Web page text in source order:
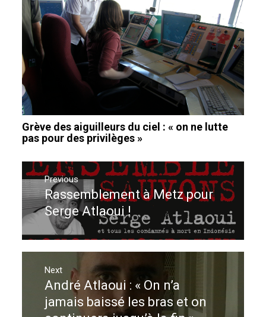
Grève des aiguilleurs du ciel : « on ne lutte
pas pour des privilèges »
Navigation
de
l’article
Previous
Previous
post:
Rassemblement à Metz pour
Serge Atlaoui !
Next
Next
post:
André Atlaoui : « On n’a
jamais baissé les bras et on